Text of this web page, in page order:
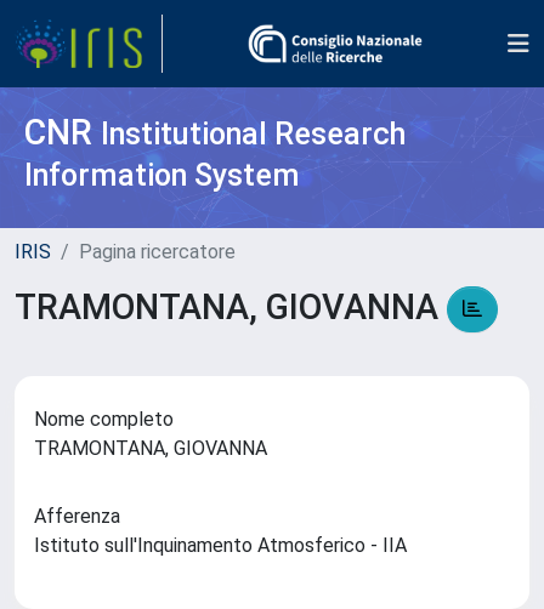
CNR Institutional Research
Information System
IRIS Pagina ricercatore
TRAMONTANA, GIOVANNA
Nome completo
TRAMONTANA, GIOVANNA
Afferenza
Istituto sull'Inquinamento Atmosferico - IIA